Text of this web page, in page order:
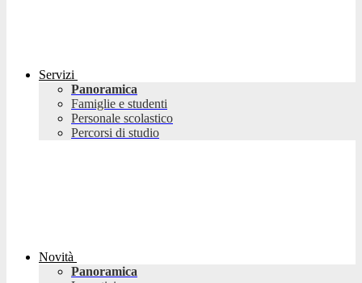
Servizi
Panoramica
Famiglie e studenti
Personale scolastico
Percorsi di studio
Novità
Panoramica